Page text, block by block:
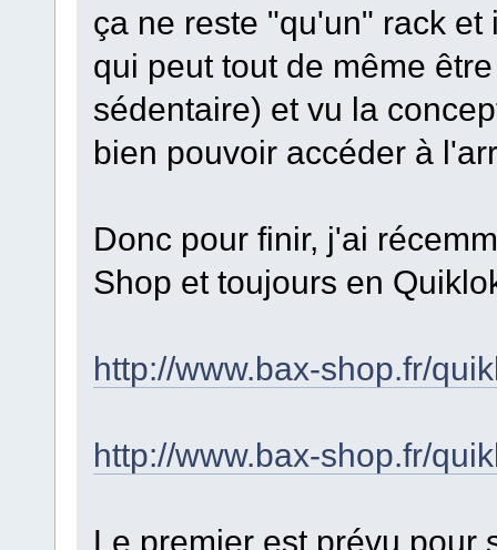
ça ne reste "qu'un" rack
qui peut tout de même
sédentaire) et vu la
bien pouvoir accéder à
Donc pour finir, j'ai
Shop et toujours en
http://www.bax-shop.fr/
http://www.bax-shop.fr/
Le premier est prévu pour